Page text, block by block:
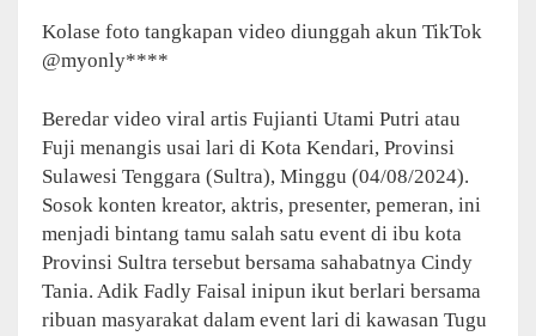
Kolase foto tangkapan video diunggah akun TikTok
@myonly****
Beredar video viral artis Fujianti Utami Putri atau
Fuji menangis usai lari di Kota Kendari, Provinsi
Sulawesi Tenggara (Sultra), Minggu (04/08/2024).
Sosok konten kreator, aktris, presenter, pemeran, ini
menjadi bintang tamu salah satu event di ibu kota
Provinsi Sultra tersebut bersama sahabatnya Cindy
Tania. Adik Fadly Faisal inipun ikut berlari bersama
ribuan masyarakat dalam event lari di kawasan Tugu